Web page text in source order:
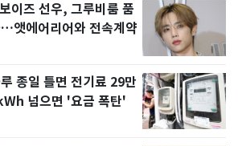
이즈 선우, 그루비룸 품
앳에어리어와 전속계약
종일 틀면 전기료 29만
넘으면 '요금 폭탄'